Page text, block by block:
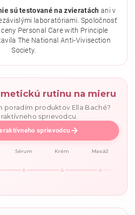
sú testované na zvieratách ani v
laboratóriami. Spoločnosť
Personal Care with Principle
The National Anti-Vivisection
Society.
rutinu na mieru
poradím produktov Ella Baché?
sprievodcu.
sprievodcu
Sérum Krém Masáž